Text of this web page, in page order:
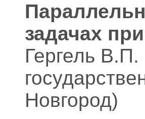
задачах
Гергель
Новгород)